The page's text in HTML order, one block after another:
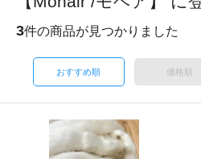
3件の商品が見つかりました
おすすめ順 価格順